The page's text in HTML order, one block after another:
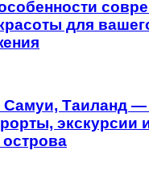
для
Самуи, Таиланд
экскурсии
острова